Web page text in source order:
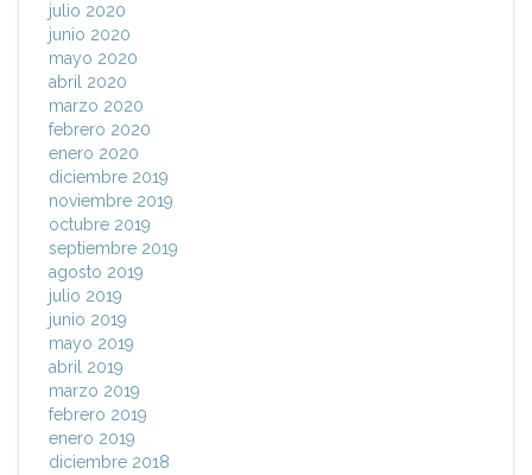
julio 2020
junio 2020
mayo 2020
abril 2020
marzo 2020
febrero 2020
enero 2020
diciembre 2019
noviembre 2019
octubre 2019
septiembre 2019
agosto 2019
julio 2019
junio 2019
mayo 2019
abril 2019
marzo 2019
febrero 2019
enero 2019
diciembre 2018